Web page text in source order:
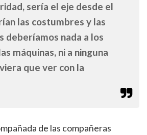
sería el eje desde el
las costumbres y las
deberíamos nada a los
máquinas, ni a ninguna
que ver con la
de las compañeras